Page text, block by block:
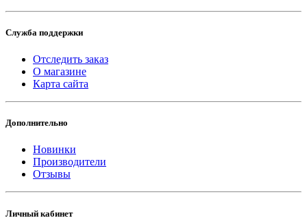
Служба поддержки
Отследить заказ
О магазине
Карта сайта
Дополнительно
Новинки
Производители
Отзывы
Личный кабинет